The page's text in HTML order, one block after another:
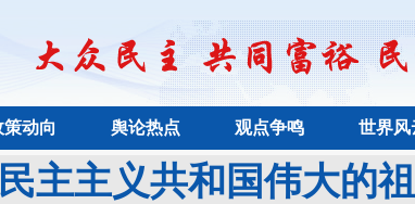
策动向 舆论热点 观点争鸣 世界风
主主义共和国伟大的